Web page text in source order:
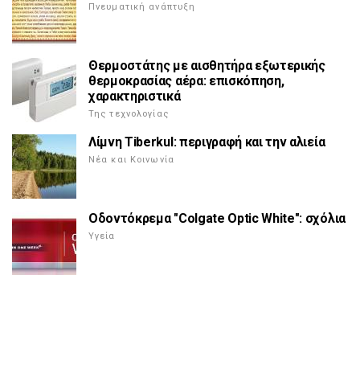
Πνευματική ανάπτυξη
Θερμοστάτης με αισθητήρα εξωτερικής
θερμοκρασίας αέρα: επισκόπηση,
χαρακτηριστικά
Της τεχνολογίας
Λίμνη Tiberkul: περιγραφή και την αλιεία
Νέα και Κοινωνία
Οδοντόκρεμα "Colgate Optic White": σχόλια
Υγεία